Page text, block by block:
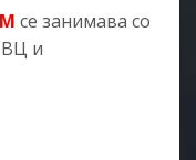
се занимава со
и